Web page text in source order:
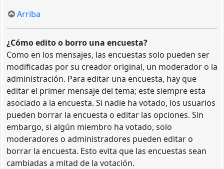
Arriba
¿Cómo edito o borro una encuesta?
Como en los mensajes, las encuestas solo pueden ser
modificadas por su creador original, un moderador o la
administración. Para editar una encuesta, hay que
editar el primer mensaje del tema; este siempre esta
asociado a la encuesta. Si nadie ha votado, los usuarios
pueden borrar la encuesta o editar las opciones. Sin
embargo, si algún miembro ha votado, solo
moderadores o administradores pueden editar o
borrar la encuesta. Esto evita que las encuestas sean
cambiadas a mitad de la votación.